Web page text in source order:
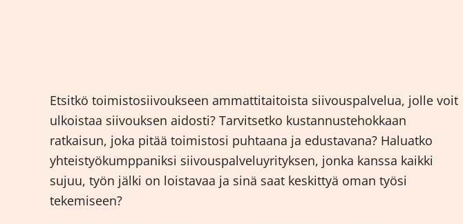
Etsitkö toimistosiivoukseen ammattitaitoista siivouspalvelua, jolle voit
ulkoistaa siivouksen aidosti? Tarvitsetko kustannustehokkaan
ratkaisun, joka pitää toimistosi puhtaana ja edustavana? Haluatko
yhteistyökumppaniksi siivouspalveluyrityksen, jonka kanssa kaikki
sujuu, työn jälki on loistavaa ja sinä saat keskittyä oman työsi
tekemiseen?